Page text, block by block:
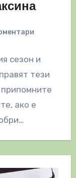
сезон и
тези
ако е